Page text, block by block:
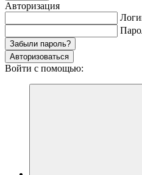
Авторизация
Забыли пароль?
Авторизоваться
Войти с помощью: